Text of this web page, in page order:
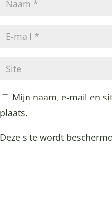
Mijn naam, e-mail en
plaats.
Deze site wordt